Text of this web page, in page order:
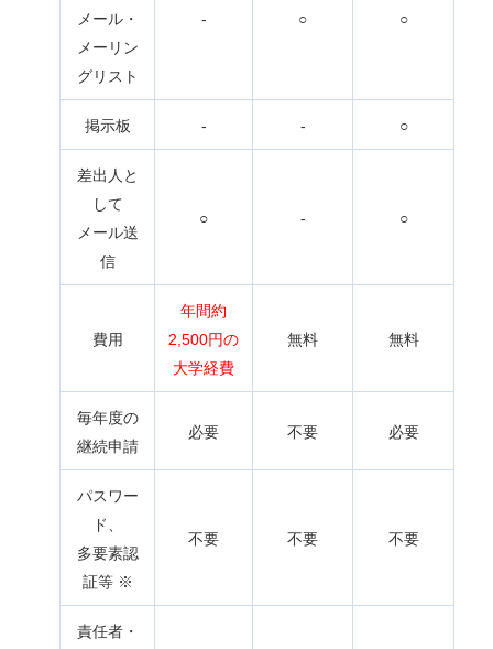
メール・
メーリン
グリスト
- ○ ○
掲示板 - - ○
差出人と
して
メール送
信
○ - ○
費用
年間約
2,500円の
大学経費
無料 無料
毎年度の
継続申請
必要 不要 必要
パスワー
ド、
多要素認
証等 ※
不要 不要 不要
責任者・